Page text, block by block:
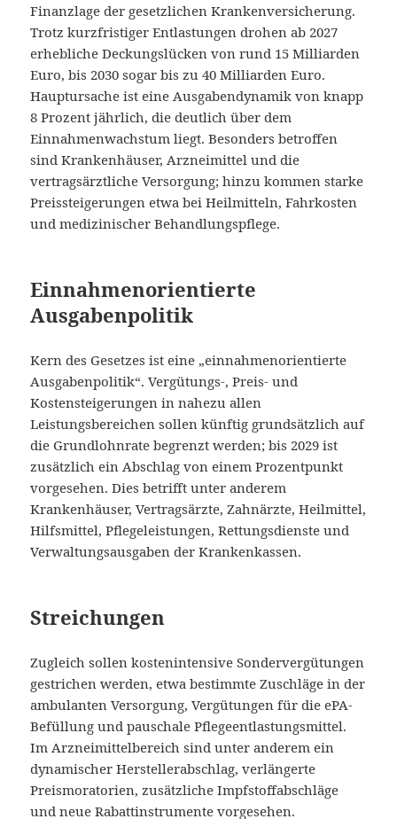
Finanzlage der gesetzlichen Krankenversicherung.
Trotz kurzfristiger Entlastungen drohen ab 2027
erhebliche Deckungslücken von rund 15 Milliarden
Euro, bis 2030 sogar bis zu 40 Milliarden Euro.
Hauptursache ist eine Ausgabendynamik von knapp
8 Prozent jährlich, die deutlich über dem
Einnahmenwachstum liegt. Besonders betroffen
sind Krankenhäuser, Arzneimittel und die
vertragsärztliche Versorgung; hinzu kommen starke
Preissteigerungen etwa bei Heilmitteln, Fahrkosten
und medizinischer Behandlungspflege.
Einnahmenorientierte
Ausgabenpolitik
Kern des Gesetzes ist eine „einnahmenorientierte
Ausgabenpolitik“. Vergütungs-, Preis- und
Kostensteigerungen in nahezu allen
Leistungsbereichen sollen künftig grundsätzlich auf
die Grundlohnrate begrenzt werden; bis 2029 ist
zusätzlich ein Abschlag von einem Prozentpunkt
vorgesehen. Dies betrifft unter anderem
Krankenhäuser, Vertragsärzte, Zahnärzte, Heilmittel,
Hilfsmittel, Pflegeleistungen, Rettungsdienste und
Verwaltungsausgaben der Krankenkassen.
Streichungen
Zugleich sollen kostenintensive Sondervergütungen
gestrichen werden, etwa bestimmte Zuschläge in der
ambulanten Versorgung, Vergütungen für die ePA-
Befüllung und pauschale Pflegeentlastungsmittel.
Im Arzneimittelbereich sind unter anderem ein
dynamischer Herstellerabschlag, verlängerte
Preismoratorien, zusätzliche Impfstoffabschläge
und neue Rabattinstrumente vorgesehen.